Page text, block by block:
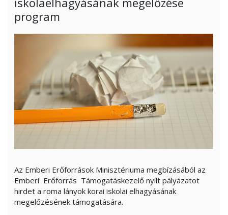
program
Az Emberi Erőforrások Minisztériuma megbízásából az
Emberi Erőforrás Támogatáskezelő nyílt pályázatot
hirdet a roma lányok korai iskolai elhagyásának
megelőzésének támogatására.